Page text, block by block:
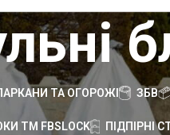
ТА ОГОРОЖІ ЗБВ
TM FBSLOCK ПІДПІРНІ